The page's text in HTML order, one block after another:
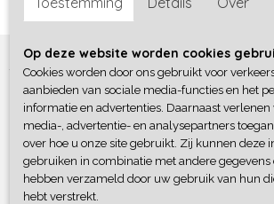
Home >Meisjes>Shirts / Tunieken / Blouses
Op deze website worden cookies
Cookies worden door ons gebruikt voor
aanbieden van sociale media-functies en het
informatie en advertenties. Daarnaast verlenen
media-, advertentie- en analysepartners
over hoe u onze site gebruikt. Zij kunnen deze
gebruiken in combinatie met andere
hebben verzameld door uw gebruik van hun
hebt verstrekt.